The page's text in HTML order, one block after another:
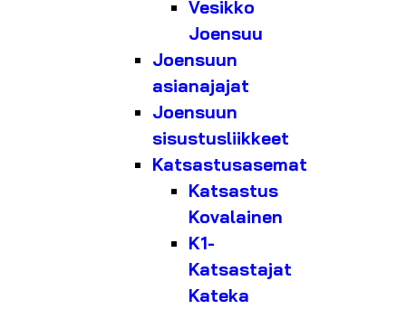
Vesikko
Joensuu
Joensuun
asianajajat
Joensuun
sisustusliikkeet
Katsastusasemat
Katsastus
Kovalainen
K1-
Katsastajat
Kateka